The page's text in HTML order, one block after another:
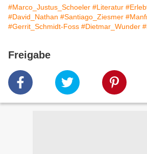
#Marco_Justus_Schoeler #Literatur
#David_Nathan #Santiago_Ziesmer
#Gerrit_Schmidt-Foss #Dietmar_Wunder
Freigabe